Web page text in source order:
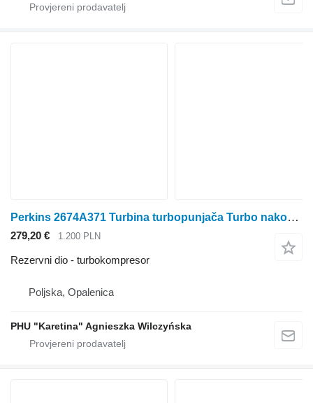
Perkins 2674A371 Turbina turbopunjača Turbo nakon regeneracije turbokompresor za Perkins
279,20 € 1.200 PLN
Rezervni dio - turbokompresor
Poljska, Opalenica
PHU "Karetina" Agnieszka Wilczyńska